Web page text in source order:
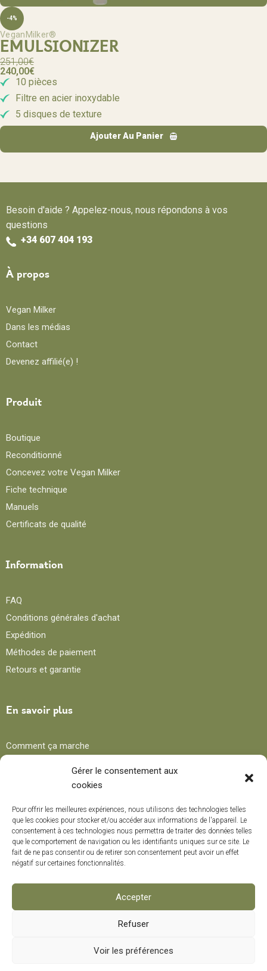
Gérer le consentement aux
cookies
Pour offrir les meilleures expériences, nous utilisons des technologies telles
que les cookies pour stocker et/ou accéder aux informations de l'appareil. Le
consentement à ces technologies nous permettra de traiter des données telles
que le comportement de navigation ou les identifiants uniques sur ce site. Le
fait de ne pas consentir ou de retirer son consentement peut avoir un effet
négatif sur certaines fonctionnalités.
Accepter
Refuser
Voir les préférences
-4%
VeganMilker®
EMULSIONIZER
251,00€
240,00€
10 pièces
Filtre en acier inoxydable
5 disques de texture
Ajouter Au Panier
Besoin d'aide ? Appelez-nous, nous répondons à vos
questions
+34 607 404 193
À propos
Vegan Milker
Dans les médias
Contact
Devenez affilié(e) !
Produit
Boutique
Reconditionné
Concevez votre Vegan Milker
Fiche technique
Manuels
Certificats de qualité
Information
FAQ
Conditions générales d'achat
Expédition
Méthodes de paiement
Retours et garantie
En savoir plus
Comment ça marche
Blog
Recettes
Trucs et conseils